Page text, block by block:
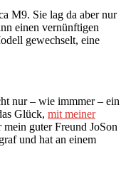
M9. Sie lag da aber nur
einen vernünftigen
gewechselt, eine
nur – wie immmer – ein
Glück, mit meiner
mein guter Freund JoSon
und hat an einem